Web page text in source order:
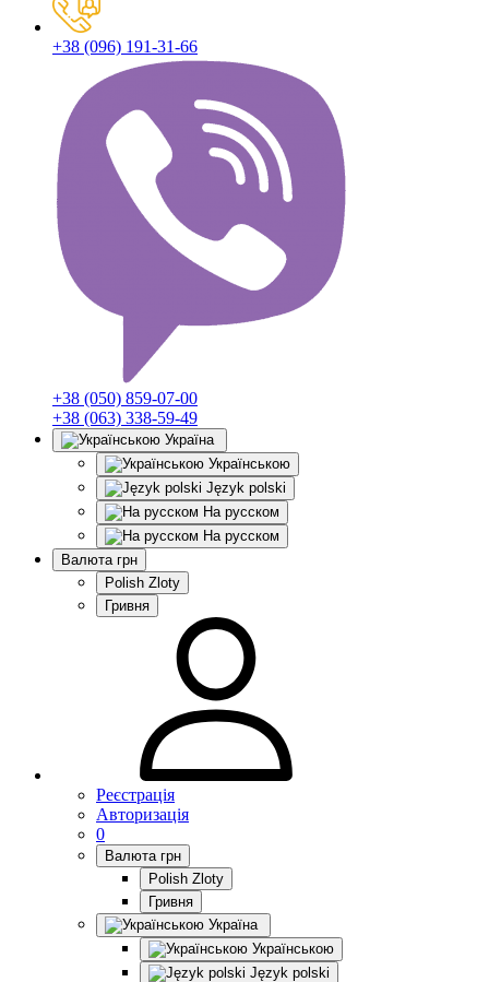
+38 (096) 191-31-66
+38 (050) 859-07-00
+38 (063) 338-59-49
Україна
Українською
Język polski
На русском
На русском
Валюта грн
Polish Zloty
Гривня
Реєстрація
Авторизація
0
Валюта грн
Polish Zloty
Гривня
Україна
Українською
Język polski